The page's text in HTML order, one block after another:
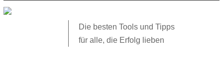
Die besten Tools und Tipps
für alle, die Erfolg lieben